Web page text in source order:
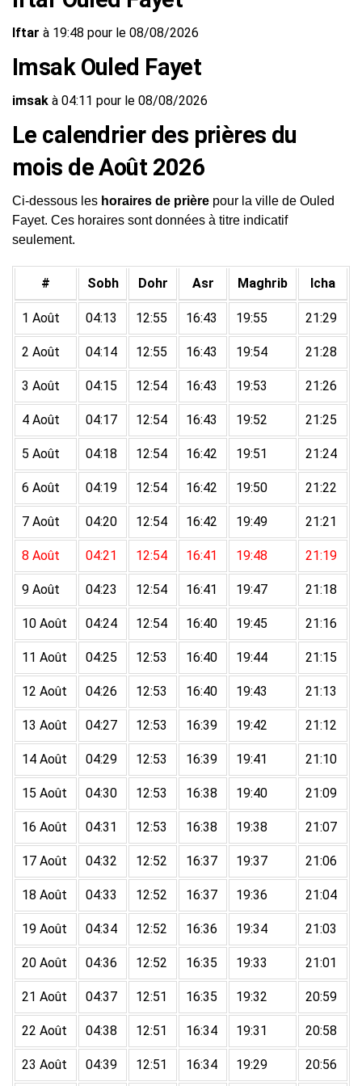
Iftar à 19:48 pour le 08/08/2026
Imsak Ouled Fayet
imsak à 04:11 pour le 08/08/2026
Le calendrier des prières du
mois de Août 2026
Ci-dessous les horaires de prière pour la ville de Ouled
Fayet. Ces horaires sont données à titre indicatif
seulement.
# Sobh Dohr Asr Maghrib Icha
1 Août 04:13 12:55 16:43 19:55 21:29
2 Août 04:14 12:55 16:43 19:54 21:28
3 Août 04:15 12:54 16:43 19:53 21:26
4 Août 04:17 12:54 16:43 19:52 21:25
5 Août 04:18 12:54 16:42 19:51 21:24
6 Août 04:19 12:54 16:42 19:50 21:22
7 Août 04:20 12:54 16:42 19:49 21:21
8 Août 04:21 12:54 16:41 19:48 21:19
9 Août 04:23 12:54 16:41 19:47 21:18
10 Août 04:24 12:54 16:40 19:45 21:16
11 Août 04:25 12:53 16:40 19:44 21:15
12 Août 04:26 12:53 16:40 19:43 21:13
13 Août 04:27 12:53 16:39 19:42 21:12
14 Août 04:29 12:53 16:39 19:41 21:10
15 Août 04:30 12:53 16:38 19:40 21:09
16 Août 04:31 12:53 16:38 19:38 21:07
17 Août 04:32 12:52 16:37 19:37 21:06
18 Août 04:33 12:52 16:37 19:36 21:04
19 Août 04:34 12:52 16:36 19:34 21:03
20 Août 04:36 12:52 16:35 19:33 21:01
21 Août 04:37 12:51 16:35 19:32 20:59
22 Août 04:38 12:51 16:34 19:31 20:58
23 Août 04:39 12:51 16:34 19:29 20:56